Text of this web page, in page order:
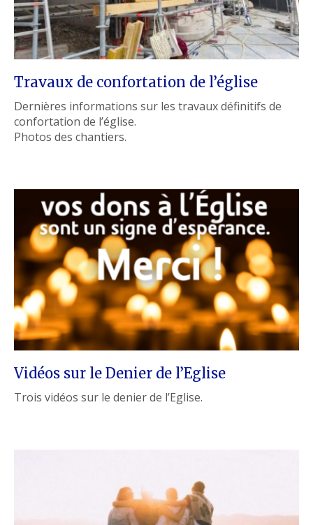
Travaux de confortation de l’église
Dernières informations sur les travaux définitifs de
confortation de l’église.
Photos des chantiers.
Vidéos sur le Denier de l’Eglise
Trois vidéos sur le denier de l’Eglise.